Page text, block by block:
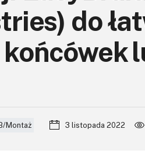
do
Montaż 3 listopada 2022